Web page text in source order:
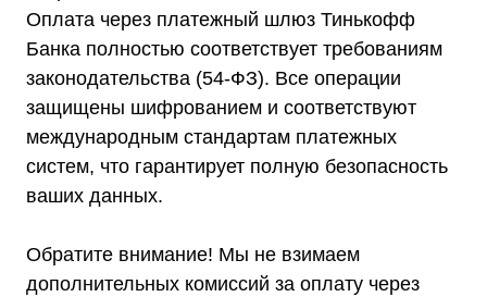
Оплата через платежный шлюз Тинькофф
Банка полностью соответствует требованиям
законодательства (54-ФЗ). Все операции
защищены шифрованием и соответствуют
международным стандартам платежных
систем, что гарантирует полную безопасность
ваших данных.
Обратите внимание! Мы не взимаем
дополнительных комиссий за оплату через